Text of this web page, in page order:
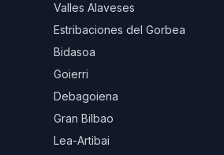
Valles Alaveses
Estribaciones del Gorbea
Bidasoa
Goierri
Debagoiena
Gran Bilbao
Lea-Artibai